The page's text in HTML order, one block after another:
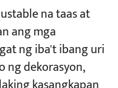
na taas at
ang mga
ng iba't ibang uri
ng dekorasyon,